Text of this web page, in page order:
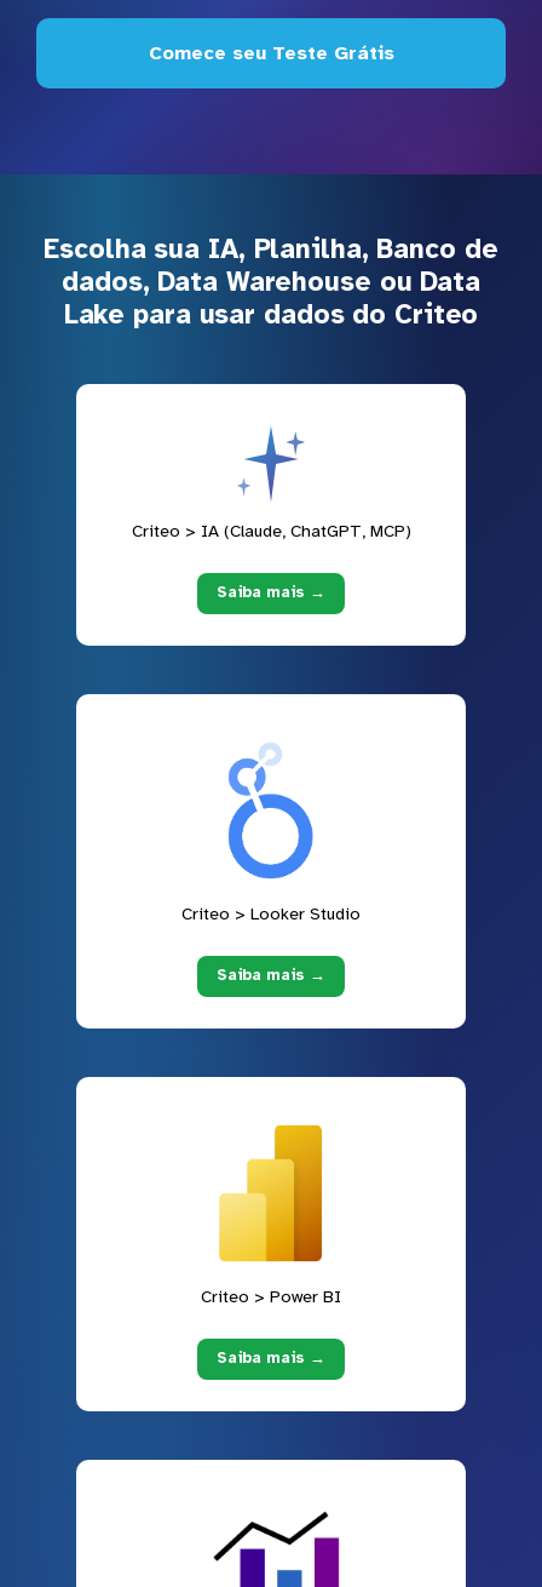
Comece seu Teste Grátis
Escolha sua IA, Planilha, Banco de
dados, Data Warehouse ou Data
Lake para usar dados do Criteo
Criteo > IA (Claude, ChatGPT, MCP)
Saiba mais →
Criteo > Looker Studio
Saiba mais →
Criteo > Power BI
Saiba mais →